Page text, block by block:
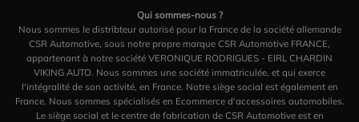
Qui sommes-nous ?
Nous sommes le distribteur autorisé pour la France de la société allemande
CSR Automotive, sous notre propre marque CSR Automotive FRANCE,
appartenant à notre société VERONIQUE RODRIGUES - EIRL CHARDIN
VIKING AUTO. Nous sommes une société immatriculée, et qui exerce
l'intégralité de son activité, en France. Notre siège social est également en
France. Nous sommes spécialisés en Ecommerce d'accessoires automobiles.
Le siège social et le centre de fabrication de CSR Automotive est en